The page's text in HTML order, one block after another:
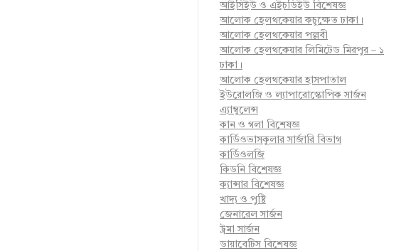
আইসিইউ ও এইচডিইউ বিশেষজ্ঞ
আলোক হেলথকেয়ার কচুক্ষেত ঢাকা।
আলোক হেলথকেয়ার পল্লবী
আলোক হেলথকেয়ার লিমিটেড মিরপুর – ১
ঢাকা।
আলোক হেলথকেয়ার হাসপাতাল
ইউরোলজি ও ল্যাপারোস্কোপিক সার্জন
এ্যাম্বুলেন্স
কান ও গলা বিশেষজ্ঞ
কার্ডিওভাসকুলার সার্জারি বিভাগ
কার্ডিওলজি
কিডনি বিশেষজ্ঞ
ক্যান্সার বিশেষজ্ঞ
খাদ্য ও পুষ্টি
জেনারেল সার্জন
ট্রমা সার্জন
ডায়াবেটিস বিশেষজ্ঞ